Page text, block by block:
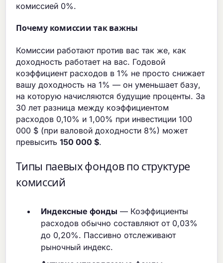
комиссией 0%.
Почему комиссии так важны
Комиссии работают против вас так же, как
доходность работает на вас. Годовой
коэффициент расходов в 1% не просто снижает
вашу доходность на 1% — он уменьшает базу,
на которую начисляются будущие проценты. За
30 лет разница между коэффициентом
расходов 0,10% и 1,00% при инвестиции 100
000 $ (при валовой доходности 8%) может
превысить150 000 $.
Типы паевых фондов по структуре
комиссий
Индексные фонды — Коэффициенты
расходов обычно составляют от 0,03%
до 0,20%. Пассивно отслеживают
рыночный индекс.